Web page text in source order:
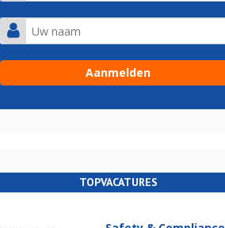
TOPVACATURES